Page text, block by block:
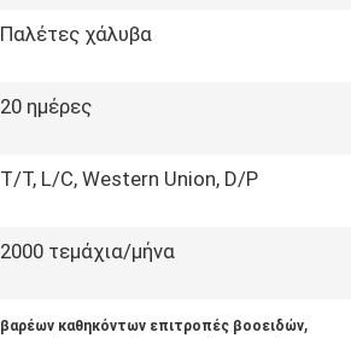
Παλέτες χάλυβα
20 ημέρες
T/T, L/C, Western Union, D/P
2000 τεμάχια/μήνα
βαρέων καθηκόντων επιτροπές βοοειδών,